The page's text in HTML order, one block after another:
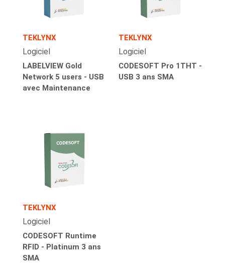
TEKLYNX
Logiciel
LABELVIEW Gold
Network 5 users - USB
avec Maintenance
TEKLYNX
Logiciel
CODESOFT Pro 1THT -
USB 3 ans SMA
TEKLYNX
Logiciel
CODESOFT Runtime
RFID - Platinum 3 ans
SMA